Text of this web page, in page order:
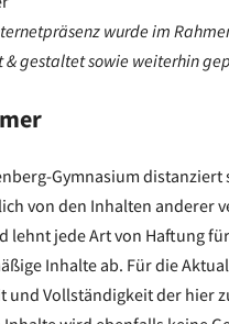
wurde im
& gestaltet sowie weiterhin
Gymnasium distanziert
von den Inhalten anderer
lehnt jede Art von Haftung
Inhalte ab. Für die
und Vollständigkeit der hier